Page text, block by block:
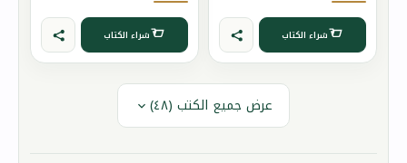
شراء الكتاب شراء الكتاب
عرض جميع الكتب (٤٨)